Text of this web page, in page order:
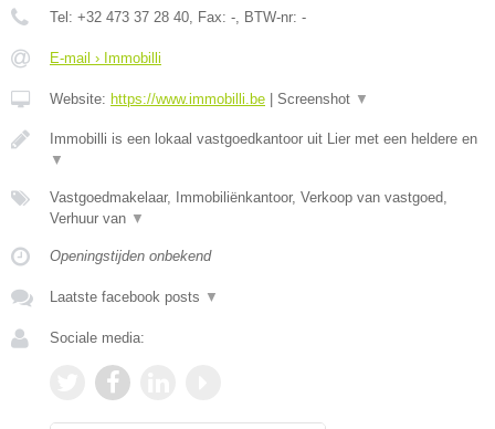
Tel: +32 473 37 28 40, Fax: -, BTW-nr: -
E-mail › Immobilli
Website: https://www.immobilli.be Screenshot ▼
Immobilli is een lokaal vastgoedkantoor uit Lier met een heldere en
▼
Vastgoedmakelaar, Immobiliënkantoor, Verkoop van vastgoed,
Verhuur van ▼
Openingstijden onbekend
Laatste facebook posts ▼
Sociale media: